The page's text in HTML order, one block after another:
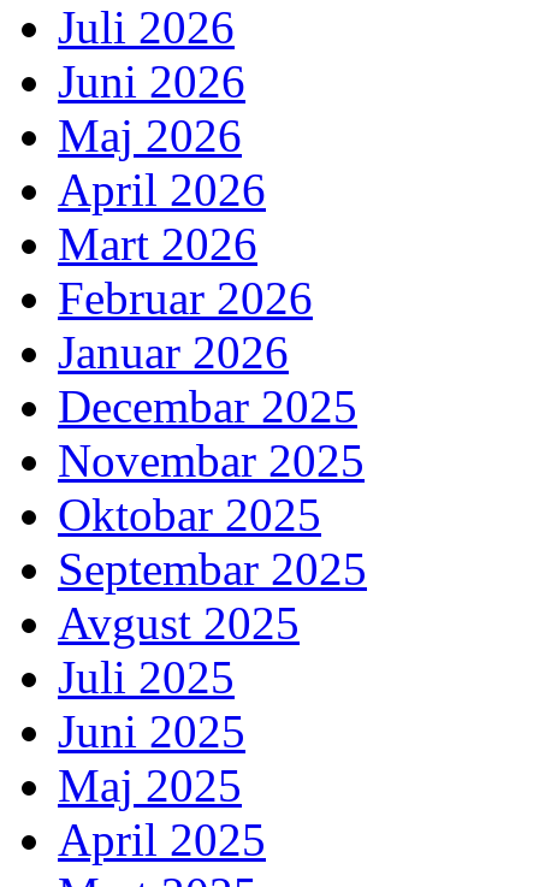
Juli 2026
Juni 2026
Maj 2026
April 2026
Mart 2026
Februar 2026
Januar 2026
Decembar 2025
Novembar 2025
Oktobar 2025
Septembar 2025
Avgust 2025
Juli 2025
Juni 2025
Maj 2025
April 2025